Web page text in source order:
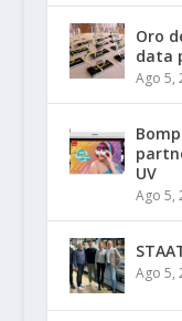
Oro
data
Ago 5,
UV
Ago 5,
Ago 5,